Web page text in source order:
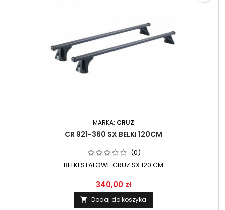
MARKA: CRUZ
CR 921-360 SX BELKI 120CM
(0)
BELKI STALOWE CRUZ SX 120 CM
340,00 zł
 Dodaj do koszyka